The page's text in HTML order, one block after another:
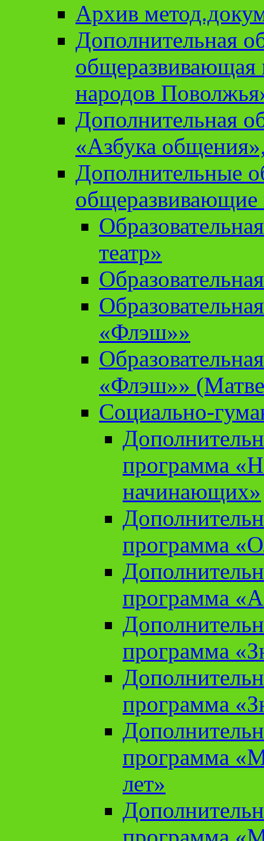
Архив
Дополнительная
народов
Дополнительная
«Азбука
Дополнительные
театр»
«Флэш»»
«Флэш»»
Социально-
программа
начинающих»
программа
программа
программа
программа
программа
лет»